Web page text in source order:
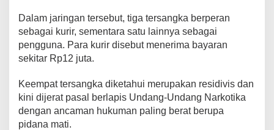
Dalam jaringan tersebut, tiga tersangka berperan
sebagai kurir, sementara satu lainnya sebagai
pengguna. Para kurir disebut menerima bayaran
sekitar Rp12 juta.
Keempat tersangka diketahui merupakan residivis dan
kini dijerat pasal berlapis Undang-Undang Narkotika
dengan ancaman hukuman paling berat berupa
pidana mati.